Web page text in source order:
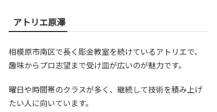
アトリエ原澤
相模原市南区で長く彫金教室を続けているアトリエで、
趣味からプロ志望まで受け皿が広いのが魅力です。
曜日や時間帯のクラスが多く、継続して技術を積み上げ
たい人に向いています。